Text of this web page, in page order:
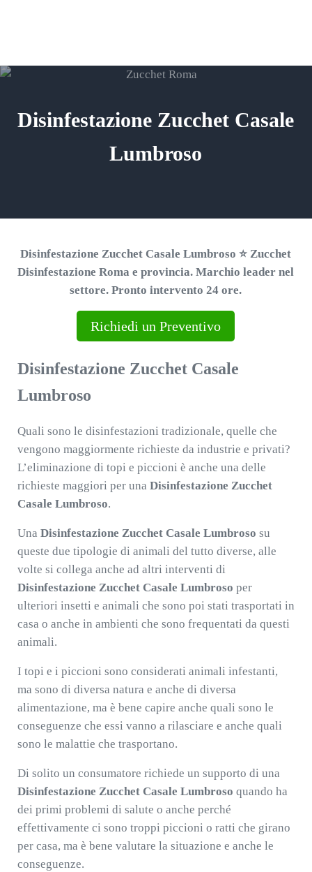
Disinfestazione Zucchet Casale
Lumbroso
Disinfestazione Zucchet Casale Lumbroso ⭐ Zucchet
Disinfestazione Roma e provincia. Marchio leader nel
settore. Pronto intervento 24 ore.
Richiedi un Preventivo
Disinfestazione Zucchet Casale
Lumbroso
Quali sono le disinfestazioni tradizionale, quelle che
vengono maggiormente richieste da industrie e privati?
L’eliminazione di topi e piccioni è anche una delle
richieste maggiori per una Disinfestazione Zucchet
Casale Lumbroso.
Una Disinfestazione Zucchet Casale Lumbroso su
queste due tipologie di animali del tutto diverse, alle
volte si collega anche ad altri interventi di
Disinfestazione Zucchet Casale Lumbroso per
ulteriori insetti e animali che sono poi stati trasportati in
casa o anche in ambienti che sono frequentati da questi
animali.
I topi e i piccioni sono considerati animali infestanti,
ma sono di diversa natura e anche di diversa
alimentazione, ma è bene capire anche quali sono le
conseguenze che essi vanno a rilasciare e anche quali
sono le malattie che trasportano.
Di solito un consumatore richiede un supporto di una
Disinfestazione Zucchet Casale Lumbroso quando ha
dei primi problemi di salute o anche perché
effettivamente ci sono troppi piccioni o ratti che girano
per casa, ma è bene valutare la situazione e anche le
conseguenze.